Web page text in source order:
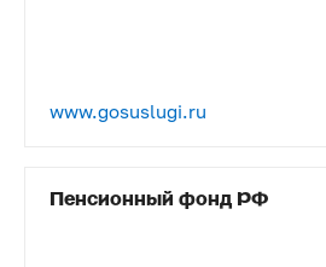
www.gosuslugi.ru
Пенсионный фонд РФ